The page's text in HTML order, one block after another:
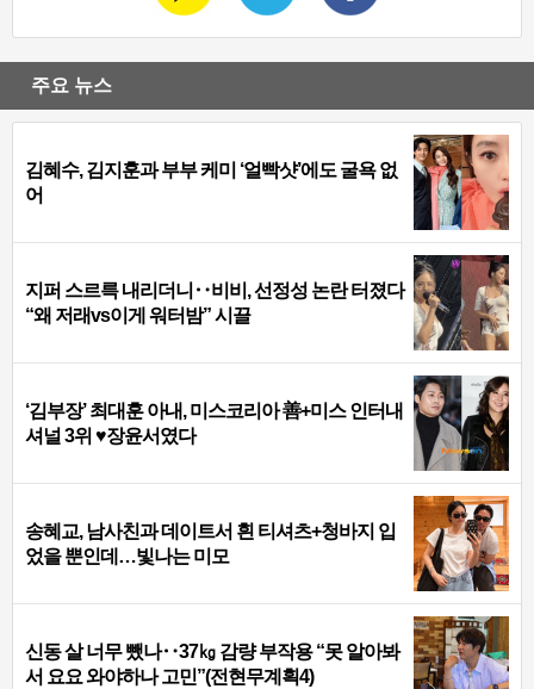
주요 뉴스
김혜수, 김지훈과 부부 케미 ‘얼빡샷’에도 굴욕 없
어
지퍼 스르륵 내리더니‥비비, 선정성 논란 터졌다
“왜 저래vs이게 워터밤” 시끌
‘김부장’ 최대훈 아내, 미스코리아 善+미스 인터내
셔널 3위 ♥장윤서였다
송혜교, 남사친과 데이트서 흰 티셔츠+청바지 입
었을 뿐인데…빛나는 미모
신동 살 너무 뺐나‥37㎏ 감량 부작용 “못 알아봐
서 요요 와야하나 고민”(전현무계획4)